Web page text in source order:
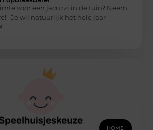
voor een jacuzzi in de tuin? Neem
Je wil natuurlijk het hele jaar
HOME